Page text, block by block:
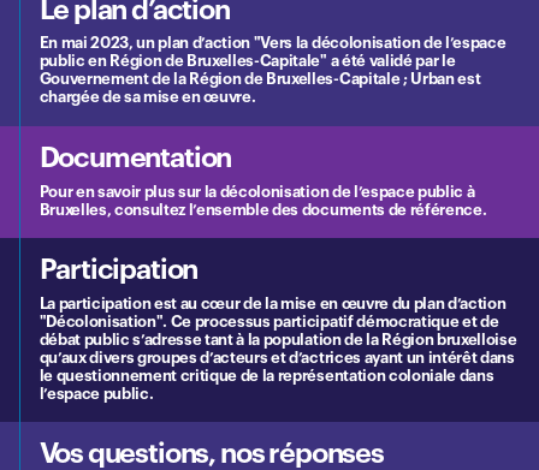
Le plan d’action
En mai 2023, un plan d’action "Vers la décolonisation de l’espace
public en Région de Bruxelles-Capitale" a été validé par le
Gouvernement de la Région de Bruxelles-Capitale ; Urban est
chargée de sa mise en œuvre.
Documentation
Pour en savoir plus sur la décolonisation de l’espace public à
Bruxelles, consultez l’ensemble des documents de référence.
Participation
La participation est au cœur de la mise en œuvre du plan d’action
"Décolonisation". Ce processus participatif démocratique et de
débat public s’adresse tant à la population de la Région bruxelloise
qu’aux divers groupes d’acteurs et d’actrices ayant un intérêt dans
le questionnement critique de la représentation coloniale dans
l’espace public.
Vos questions, nos réponses